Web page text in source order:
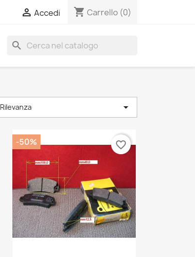
 Accedi shopping_cart Carrello (0)
search
Rilevanza 
-50% favorite_border